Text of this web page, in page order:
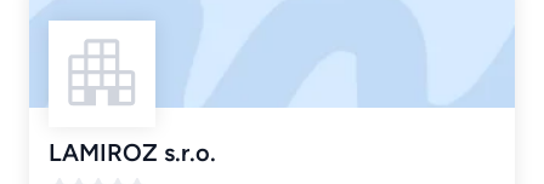
LAMIROZ s.r.o.